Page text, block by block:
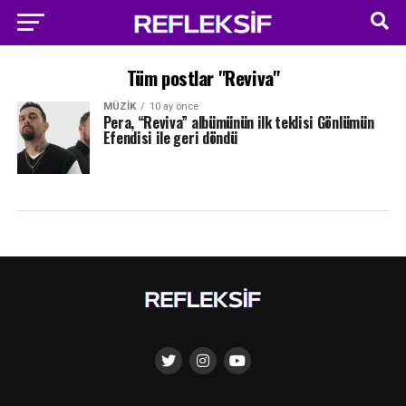
Tüm postlar "Reviva"
MÜZIK 10 ay önce
Pera, “Reviva” albümünün ilk teklisi Gönlümün
Efendisi ile geri döndü